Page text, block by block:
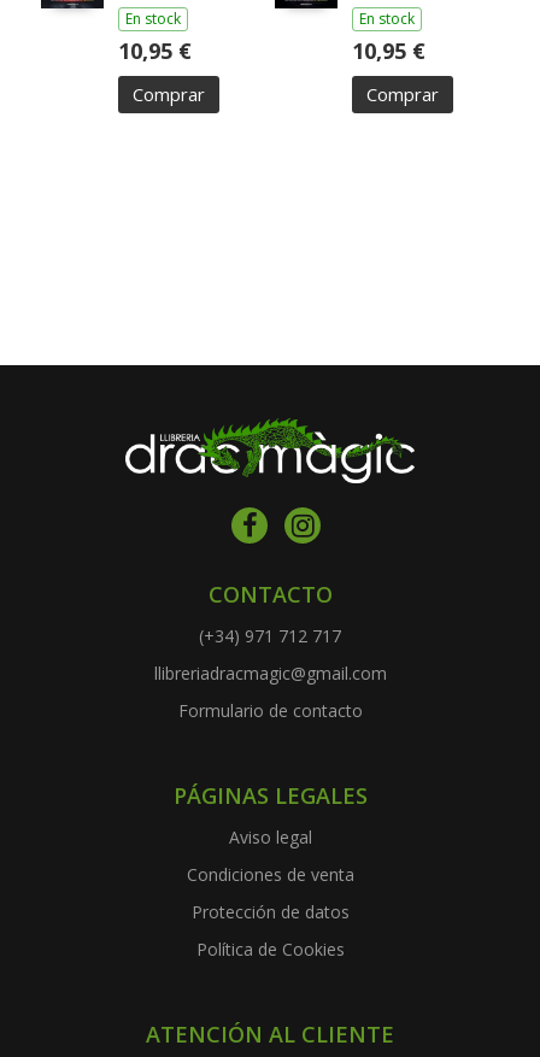
En stock
10,95 €
Comprar
En stock
10,95 €
Comprar
CONTACTO
(+34) 971 712 717
llibreriadracmagic@gmail.com
Formulario de contacto
PÁGINAS LEGALES
Aviso legal
Condiciones de venta
Protección de datos
Política de Cookies
ATENCIÓN AL CLIENTE